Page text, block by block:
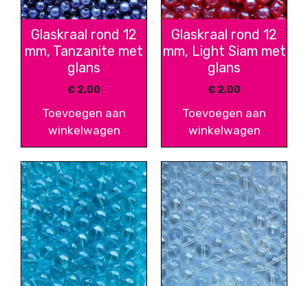
Glaskraal rond 12
mm, Tanzanite met
glans
€ 2,00
Toevoegen aan
winkelwagen
Glaskraal rond 12
mm, Light Siam met
glans
€ 2,00
Toevoegen aan
winkelwagen